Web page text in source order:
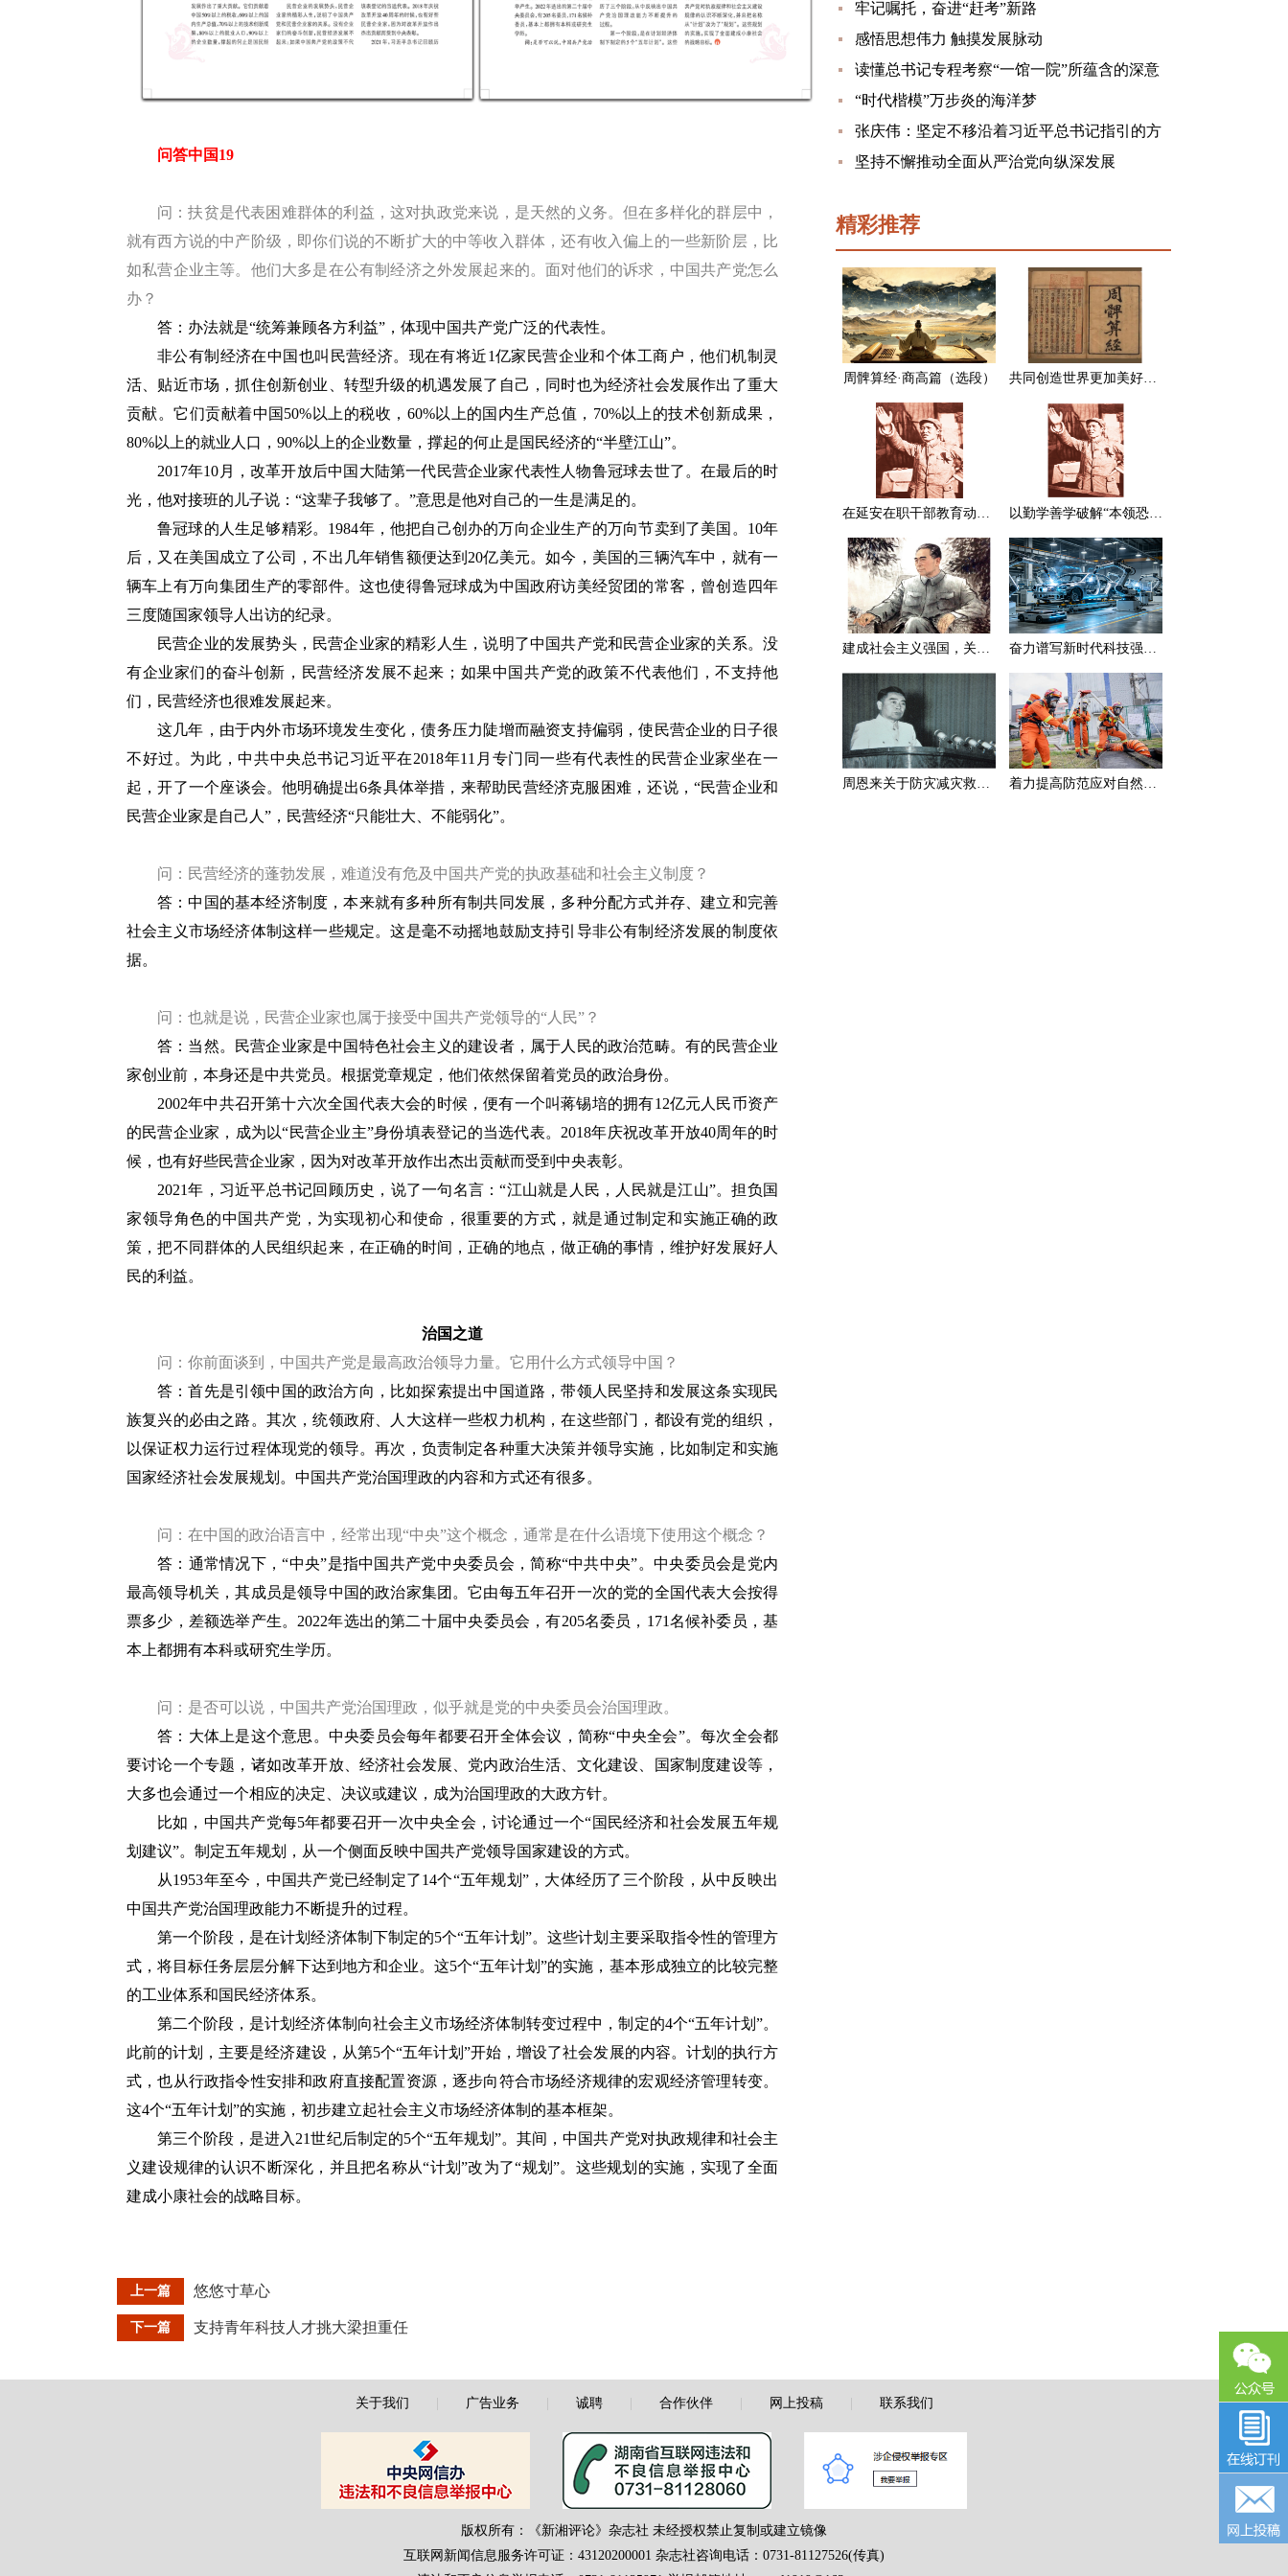
问答中国19
问：扶贫是代表困难群体的利益，这对执政党来说，是天然的义务。但在多样化的群层中，
就有西方说的中产阶级，即你们说的不断扩大的中等收入群体，还有收入偏上的一些新阶层，比
如私营企业主等。他们大多是在公有制经济之外发展起来的。面对他们的诉求，中国共产党怎么
办？
答：办法就是“统筹兼顾各方利益”，体现中国共产党广泛的代表性。
非公有制经济在中国也叫民营经济。现在有将近1亿家民营企业和个体工商户，他们机制灵
活、贴近市场，抓住创新创业、转型升级的机遇发展了自己，同时也为经济社会发展作出了重大
贡献。它们贡献着中国50%以上的税收，60%以上的国内生产总值，70%以上的技术创新成果，
80%以上的就业人口，90%以上的企业数量，撑起的何止是国民经济的“半壁江山”。
2017年10月，改革开放后中国大陆第一代民营企业家代表性人物鲁冠球去世了。在最后的时
光，他对接班的儿子说：“这辈子我够了。”意思是他对自己的一生是满足的。
鲁冠球的人生足够精彩。1984年，他把自己创办的万向企业生产的万向节卖到了美国。10年
后，又在美国成立了公司，不出几年销售额便达到20亿美元。如今，美国的三辆汽车中，就有一
辆车上有万向集团生产的零部件。这也使得鲁冠球成为中国政府访美经贸团的常客，曾创造四年
三度随国家领导人出访的纪录。
民营企业的发展势头，民营企业家的精彩人生，说明了中国共产党和民营企业家的关系。没
有企业家们的奋斗创新，民营经济发展不起来；如果中国共产党的政策不代表他们，不支持他
们，民营经济也很难发展起来。
这几年，由于内外市场环境发生变化，债务压力陡增而融资支持偏弱，使民营企业的日子很
不好过。为此，中共中央总书记习近平在2018年11月专门同一些有代表性的民营企业家坐在一
起，开了一个座谈会。他明确提出6条具体举措，来帮助民营经济克服困难，还说，“民营企业和
民营企业家是自己人”，民营经济“只能壮大、不能弱化”。
问：民营经济的蓬勃发展，难道没有危及中国共产党的执政基础和社会主义制度？
答：中国的基本经济制度，本来就有多种所有制共同发展，多种分配方式并存、建立和完善
社会主义市场经济体制这样一些规定。这是毫不动摇地鼓励支持引导非公有制经济发展的制度依
据。
问：也就是说，民营企业家也属于接受中国共产党领导的“人民”？
答：当然。民营企业家是中国特色社会主义的建设者，属于人民的政治范畴。有的民营企业
家创业前，本身还是中共党员。根据党章规定，他们依然保留着党员的政治身份。
2002年中共召开第十六次全国代表大会的时候，便有一个叫蒋锡培的拥有12亿元人民币资产
的民营企业家，成为以“民营企业主”身份填表登记的当选代表。2018年庆祝改革开放40周年的时
候，也有好些民营企业家，因为对改革开放作出杰出贡献而受到中央表彰。
2021年，习近平总书记回顾历史，说了一句名言：“江山就是人民，人民就是江山”。担负国
家领导角色的中国共产党，为实现初心和使命，很重要的方式，就是通过制定和实施正确的政
策，把不同群体的人民组织起来，在正确的时间，正确的地点，做正确的事情，维护好发展好人
民的利益。
治国之道
问：你前面谈到，中国共产党是最高政治领导力量。它用什么方式领导中国？
答：首先是引领中国的政治方向，比如探索提出中国道路，带领人民坚持和发展这条实现民
族复兴的必由之路。其次，统领政府、人大这样一些权力机构，在这些部门，都设有党的组织，
以保证权力运行过程体现党的领导。再次，负责制定各种重大决策并领导实施，比如制定和实施
国家经济社会发展规划。中国共产党治国理政的内容和方式还有很多。
问：在中国的政治语言中，经常出现“中央”这个概念，通常是在什么语境下使用这个概念？
答：通常情况下，“中央”是指中国共产党中央委员会，简称“中共中央”。中央委员会是党内
最高领导机关，其成员是领导中国的政治家集团。它由每五年召开一次的党的全国代表大会按得
票多少，差额选举产生。2022年选出的第二十届中央委员会，有205名委员，171名候补委员，基
本上都拥有本科或研究生学历。
问：是否可以说，中国共产党治国理政，似乎就是党的中央委员会治国理政。
答：大体上是这个意思。中央委员会每年都要召开全体会议，简称“中央全会”。每次全会都
要讨论一个专题，诸如改革开放、经济社会发展、党内政治生活、文化建设、国家制度建设等，
大多也会通过一个相应的决定、决议或建议，成为治国理政的大政方针。
比如，中国共产党每5年都要召开一次中央全会，讨论通过一个“国民经济和社会发展五年规
划建议”。制定五年规划，从一个侧面反映中国共产党领导国家建设的方式。
从1953年至今，中国共产党已经制定了14个“五年规划”，大体经历了三个阶段，从中反映出
中国共产党治国理政能力不断提升的过程。
第一个阶段，是在计划经济体制下制定的5个“五年计划”。这些计划主要采取指令性的管理方
式，将目标任务层层分解下达到地方和企业。这5个“五年计划”的实施，基本形成独立的比较完整
的工业体系和国民经济体系。
第二个阶段，是计划经济体制向社会主义市场经济体制转变过程中，制定的4个“五年计划”。
此前的计划，主要是经济建设，从第5个“五年计划”开始，增设了社会发展的内容。计划的执行方
式，也从行政指令性安排和政府直接配置资源，逐步向符合市场经济规律的宏观经济管理转变。
这4个“五年计划”的实施，初步建立起社会主义市场经济体制的基本框架。
第三个阶段，是进入21世纪后制定的5个“五年规划”。其间，中国共产党对执政规律和社会主
义建设规律的认识不断深化，并且把名称从“计划”改为了“规划”。这些规划的实施，实现了全面
建成小康社会的战略目标。
上一篇 悠悠寸草心
下一篇 支持青年科技人才挑大梁担重任
牢记嘱托，奋进“赶考”新路
感悟思想伟力 触摸发展脉动
读懂总书记专程考察“一馆一院”所蕴含的深意
“时代楷模”万步炎的海洋梦
张庆伟：坚定不移沿着习近平总书记指引的方
向前进 凝心聚力奋进新征程建功新时代谱写新
坚持不懈推动全面从严治党向纵深发展
精彩推荐
周髀算经·商高篇（选段） 共同创造世界更加美好的未来
在延安在职干部教育动员大会上的讲话（节选） 以勤学善学破解“本领恐慌”
建成社会主义强国，关键在于实现科学技术现代化 奋力谱写新时代科技强国新篇章
周恩来关于防灾减灾救灾的一组论述 着力提高防范应对自然灾害能力
关于我们 广告业务 诚聘| 合作伙伴| 网上投稿| 联系我们
版权所有：《新湘评论》杂志社 未经授权禁止复制或建立镜像
互联网新闻信息服务许可证：43120200001 杂志社咨询电话：0731-81127526(传真)